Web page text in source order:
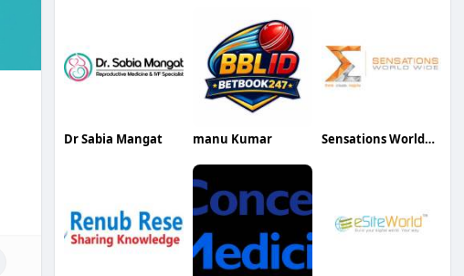
Dr Sabia Mangat manu Kumar Sensations Worldwide